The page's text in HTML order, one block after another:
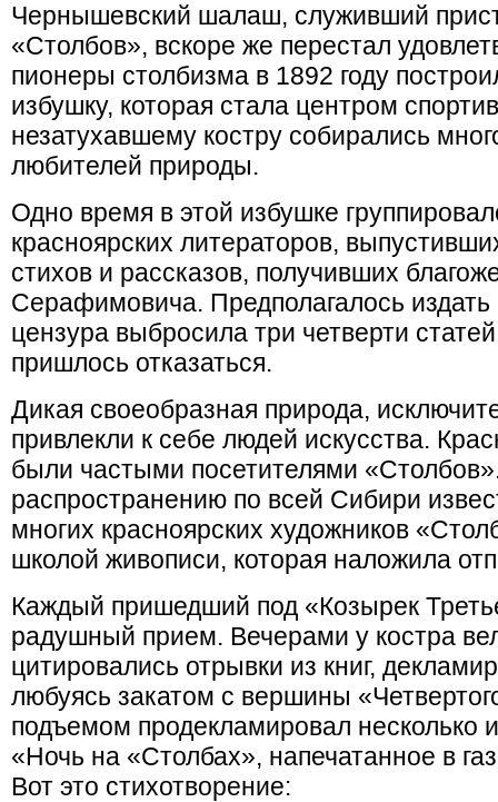
Чернышевский шалаш, служивший
«Столбов», вскоре же перестал
пионеры столбизма в 1892 году
избушку, которая стала центром
незатухавшему костру собирались
любителей природы.
Одно время в этой избушке
красноярских литераторов,
стихов и рассказов, получивших
Серафимовича. Предполагалось
цензура выбросила три четверти
пришлось отказаться.
Дикая своеобразная природа,
привлекли к себе людей искусства.
были частыми посетителями
распространению по всей Сибири
многих красноярских художников
школой живописи, которая наложила
Каждый пришедший под «Козырек
радушный прием. Вечерами у костра
цитировались отрывки из книг,
любуясь закатом с вершины
подъемом продекламировал несколько
«Ночь на «Столбах», напечатанное в
Вот это стихотворение: